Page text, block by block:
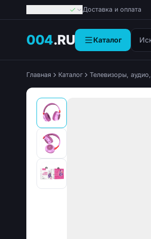
Доставка и оплата
004.RU Каталог
Главная Каталог Телевизоры,